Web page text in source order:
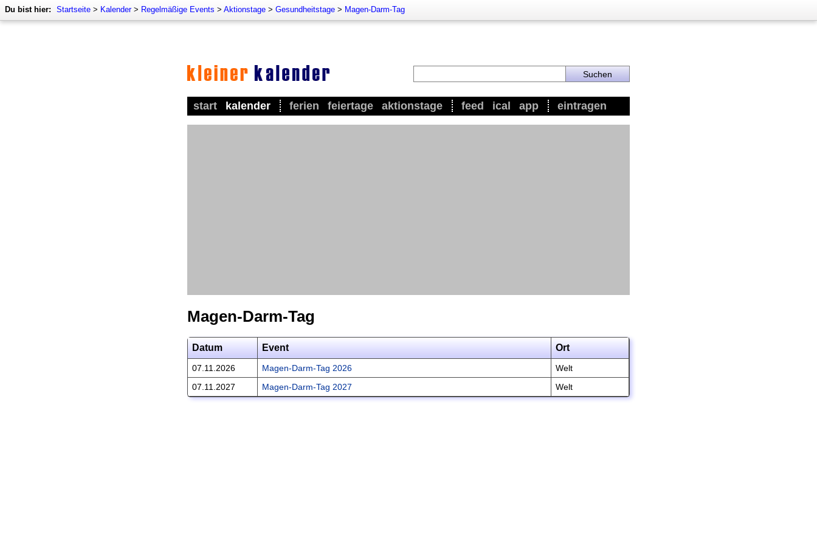
Du bist hier: Startseite > Kalender> Regelmäßige Events > Aktionstage > Gesundheitstage > Magen-Darm-Tag
start kalender ferien feiertage aktionstage feed ical app eintragen
Magen-Darm-Tag
Datum Event Ort
07.11.2026 Magen-Darm-Tag 2026
Welt
07.11.2027
Magen-Darm-Tag 2027 Welt